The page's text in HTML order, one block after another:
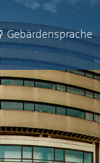
Gebärdensprache